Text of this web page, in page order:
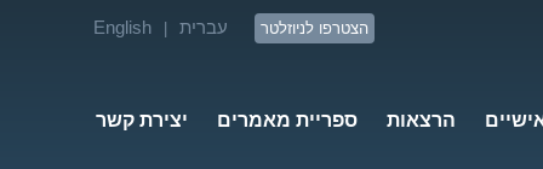
עברית English הצטרפו לניוזלטר
הרצאות ספריית מאמרים יצירת קשר